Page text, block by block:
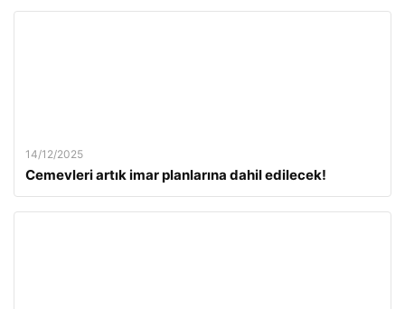
14/12/2025
Cemevleri artık imar planlarına dahil edilecek!